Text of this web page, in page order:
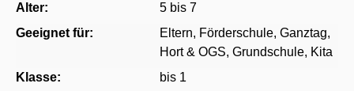
Alter:
5 bis 7
Geeignet für:
Eltern, Förderschule, Ganztag,
Hort & OGS, Grundschule, Kita
Klasse:
bis 1